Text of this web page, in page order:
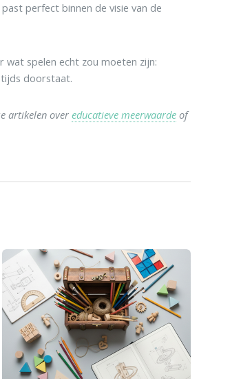
perfect binnen de visie van de
spelen echt zou moeten zijn:
tijds doorstaat.
artikelen overeducatieve meerwaarde of